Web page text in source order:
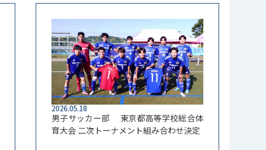
2026.05.18
男子サッカー部 東京都高等学校総合体
育大会 二次トーナメント組み合わせ決定